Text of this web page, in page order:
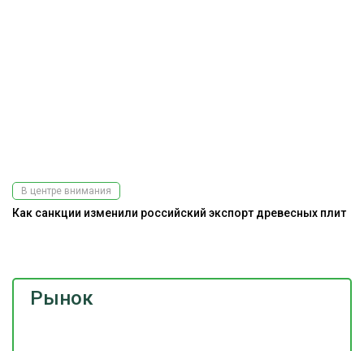
Рынок
В центре внимания
Как санкции изменили российский экспорт древесных плит